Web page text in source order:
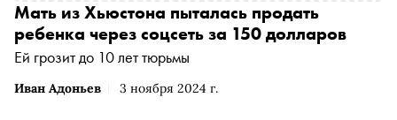
Иван Адоньев 3 ноября 2024 г.
Мать из Хьюстона пыталась продать
ребенка через соцсеть за 150 долларов
Ей грозит до 10 лет тюрьмы